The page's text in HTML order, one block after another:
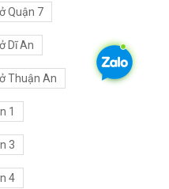
Quận 7
Dĩ An
Thuận An
1
3
4